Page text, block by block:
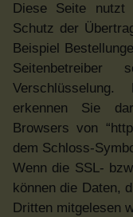
Diese Seite nutzt
Schutz der
Beispiel
Seitenbetreiber
Verschlüsselung.
erkennen Sie
Browsers von
dem Schloss-
Wenn die SSL-
können die Daten,
Dritten mitgelesen